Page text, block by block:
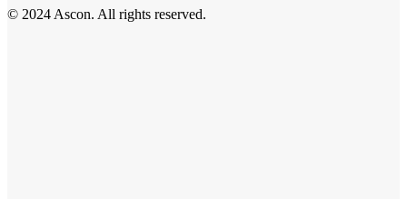
© 2024 Ascon. All rights reserved.